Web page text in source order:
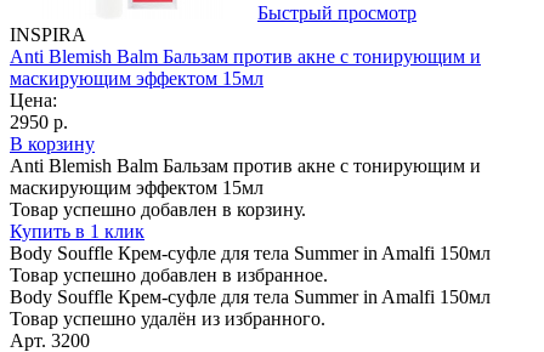
Быстрый просмотр
INSPIRA
Anti Blemish Balm Бальзам против акне с тонирующим и
маскирующим эффектом 15мл
Цена:
2950 р.
В корзину
Anti Blemish Balm Бальзам против акне с тонирующим и
маскирующим эффектом 15мл
Товар успешно добавлен в корзину.
Купить в 1 клик
Body Souffle Крем-суфле для тела Summer in Amalfi 150мл
Товар успешно добавлен в избранное.
Body Souffle Крем-суфле для тела Summer in Amalfi 150мл
Товар успешно удалён из избранного.
Арт. 3200